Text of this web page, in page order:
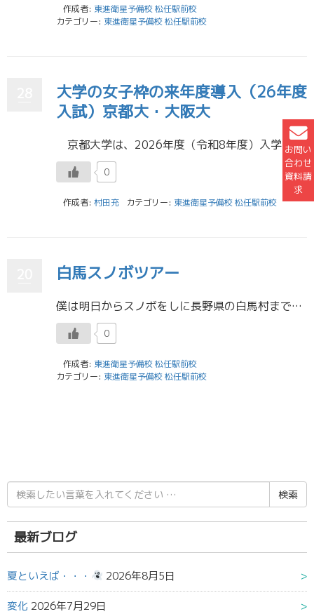
お問い
合わせ
資料請
求
作成者: 東進衛星予備校 松任駅前校
カテゴリー: 東進衛星予備校 松任駅前校
大学の女子枠の来年度導入（26年度
入試）京都大・大阪大
京都大学は、2026年度（令和8年度）入学者選抜から、理学部と工学部の特色入試において、女性募集枠を新たに設ける。試験の実施方式は、理学部は総合型選抜、工学部は学校推薦型選抜となる。理学部理学科の募集人数は、物理学・数 […]
0
作成者: 村田充 カテゴリー: 東進衛星予備校 松任駅前校
白馬スノボツアー
僕は明日からスノボをしに長野県の白馬村まで行ってきます。 白馬のスキー場はゴールデンウィークまで営業しているそうです。 石川ではもう厳しそうですね。 今回はいろんなグラトリが出来るように頑張ります。 東進衛星予備校 松任 […]
0
作成者: 東進衛星予備校 松任駅前校
カテゴリー: 東進衛星予備校 松任駅前校
検
索
結
果:
最新ブログ
夏といえば・・・ 2026年8月5日
変化 2026年7月29日